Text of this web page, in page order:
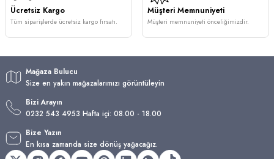
Ücretsiz Kargo
Tüm siparişlerde ücretsiz kargo fırsatı.
Müşteri Memnuniyeti
Müşteri memnuniyeti önceliğimizdir.
Mağaza Bulucu
Size en yakın mağazalarımızı görüntüleyin
Bizi Arayın
0232 543 4953 Hafta içi: 08.00 - 18.00
Bize Yazın
En kısa zamanda size dönüş yağacağız.